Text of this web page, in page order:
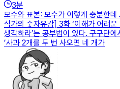
3분
모수와 표본: 모수가 이렇게 충분한
석가의 숫자유감] 3화 ‘이해가 어려
생각하라’는 공부법이 있다. 구구단
‘사과 2개를 두 번 사오면 네 개가